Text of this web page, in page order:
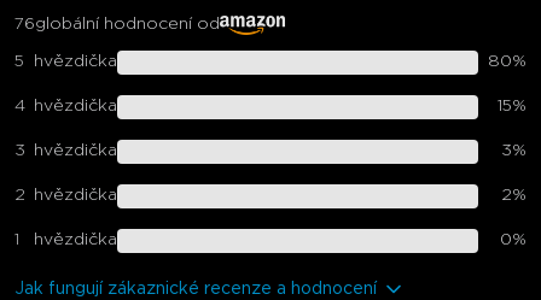
76globální hodnocení od
5 hvězdička 80%
4 hvězdička 15%
3 hvězdička 3%
2 hvězdička 2%
1 hvězdička 0%
Jak fungují zákaznické recenze a hodnocení